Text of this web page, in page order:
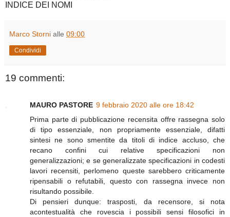
INDICE DEI NOMI
Marco Storni alle 09:00
Condividi
19 commenti:
MAURO PASTORE 9 febbraio 2020 alle ore 18:42
Prima parte di pubblicazione recensita offre rassegna solo
di tipo essenziale, non propriamente essenziale, difatti
sintesi ne sono smentite da titoli di indice accluso, che
recano confini cui relative specificazioni non
generalizzazioni; e se generalizzate specificazioni in codesti
lavori recensiti, perlomeno queste sarebbero criticamente
ripensabili o refutabili, questo con rassegna invece non
risultando possibile.
Di pensieri dunque: trasposti, da recensore, si nota
acontestualità che rovescia i possibili sensi filosofici in